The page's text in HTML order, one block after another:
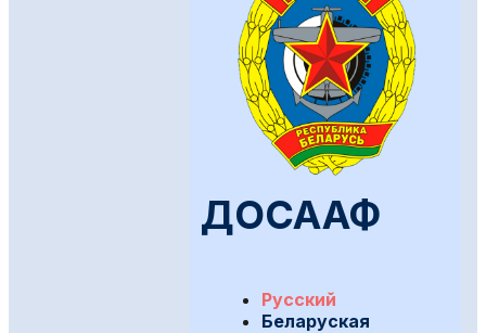
ДОСААФ
Русский
Беларуская